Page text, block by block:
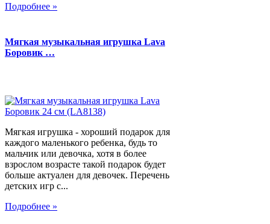
Подробнее »
Мягкая музыкальная игрушка Lava
Боровик …
Мягкая игрушка - хороший подарок для
каждого маленького ребенка, будь то
мальчик или девочка, хотя в более
взрослом возрасте такой подарок будет
больше актуален для девочек. Перечень
детских игр с...
Подробнее »